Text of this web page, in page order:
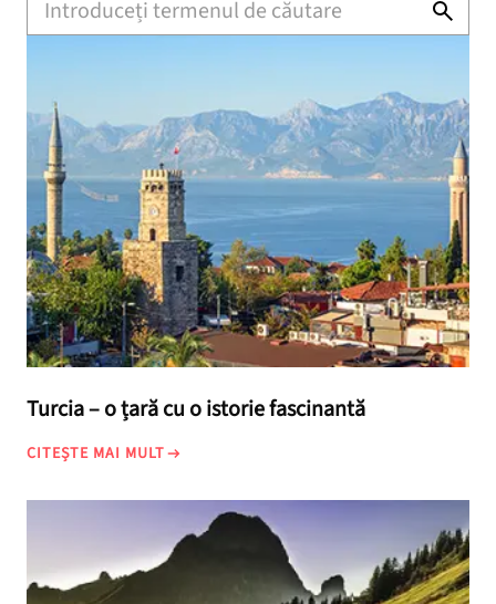
Turcia – o țară cu o istorie fascinantă
CITEȘTE MAI MULT